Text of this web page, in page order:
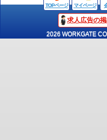
TOPページ マイページ
求人広告の
2026 WORKGATE